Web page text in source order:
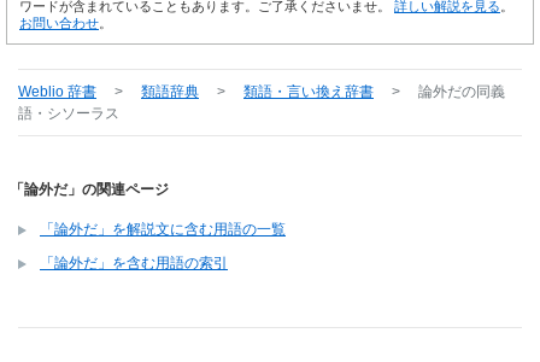
ワードが含まれていることもあります。ご了承くださいませ。 詳しい解説を見る
お問い合わせ
Weblio 辞書 > 類語辞典 > 類語・言い換え辞書 > 論外だの同義
語・シソーラス
「論外だ」の関連ページ
「論外だ」を解説文に含む用語の一覧
「論外だ」を含む用語の索引